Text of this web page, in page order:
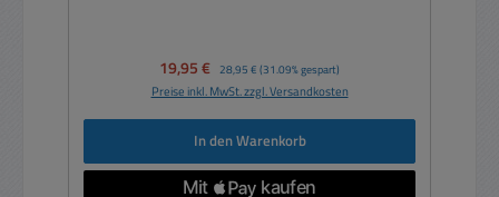
Verkaufspreis:
19,95 € Regulärer Preis:
28,95 € (31.09% gespart)
Preise inkl. MwSt. zzgl. Versandkosten
In den Warenkorb